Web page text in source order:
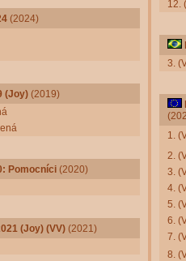
(2024)
(Joy) (2019)
Pomocníci (2020)
(Joy) (VV) (2021)
12.
3.
1.
2.
3.
4.
5.
6.
7.
8.